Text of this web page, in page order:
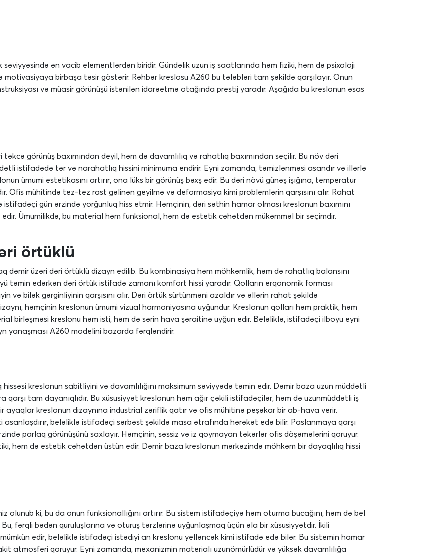
ən vacib elementlərdən biridir. Gündəlik uzun iş saatlarında həm fiziki, həm də psixoloji
birbaşa təsir göstərir. Rəhbər kreslosu A260 bu tələbləri tam şəkildə qarşılayır. Onun
və müasir görünüşü istənilən idarəetmə otağında prestij yaradır. Aşağıda bu kreslonun əsas
görünüş baxımından deyil, həm də davamlılıq və rahatlıq baxımından seçilir. Bu növ dəri
istifadədə tər və narahatlıq hissini minimuma endirir. Eyni zamanda, təmizlənməsi asandır və illərlə
ümumi estetikasını artırır, ona lüks bir görünüş bəxş edir. Bu dəri növü günəş işığına, temperatur
Ofis mühitində tez-tez rast gəlinən geyilmə və deformasiya kimi problemlərin qarşısını alır. Rahat
gün ərzində yorğunluq hiss etmir. Həmçinin, dəri səthin hamar olması kreslonun baxımını
Ümumilikdə, bu material həm funksional, həm də estetik cəhətdən mükəmməl bir seçimdir.
örtüklü
dəmir üzəri dəri örtüklü dizayn edilib. Bu kombinasiya həm möhkəmlik, həm də rahatlıq balansını
təmin edərkən dəri örtük istifadə zamanı komfort hissi yaradır. Qolların erqonomik forması
və bilək gərginliyinin qarşısını alır. Dəri örtük sürtünməni azaldır və əllərin rahat şəkildə
həmçinin kreslonun ümumi vizual harmoniyasına uyğundur. Kreslonun qolları həm praktik, həm
birləşməsi kreslonu həm isti, həm də sərin hava şəraitinə uyğun edir. Beləliklə, istifadəçi ilboyu eyni
yanaşması A260 modelini bazarda fərqləndirir.
kreslonun sabitliyini və davamlılığını maksimum səviyyədə təmin edir. Dəmir baza uzun müddətli
tam dayanıqlıdır. Bu xüsusiyyət kreslonun həm ağır çəkili istifadəçilər, həm də uzunmüddətli iş
ayaqlar kreslonun dizaynına industrial zəriflik qatır və ofis mühitinə peşəkar bir ab-hava verir.
beləliklə istifadəçi sərbəst şəkildə masa ətrafında hərəkət edə bilir. Paslanmaya qarşı
parlaq görünüşünü saxlayır. Həmçinin, səssiz və iz qoymayan təkərlər ofis döşəmələrini qoruyur.
həm də estetik cəhətdən üstün edir. Dəmir baza kreslonun mərkəzində möhkəm bir dayaqlılıq hissi
olunub ki, bu da onun funksionallığını artırır. Bu sistem istifadəçiyə həm oturma bucağını, həm də bel
fərqli bədən quruluşlarına və oturuş tərzlərinə uyğunlaşmaq üçün əla bir xüsusiyyətdir. İkili
edir, beləliklə istifadəçi istədiyi an kreslonu yelləncək kimi istifadə edə bilər. Bu sistemin hamar
atmosferi qoruyur. Eyni zamanda, mexanizmin materialı uzunömürlüdür və yüksək davamlılığa